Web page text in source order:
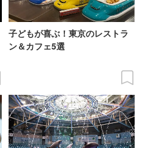
子どもが喜ぶ！東京のレストラ
ン＆カフェ5選